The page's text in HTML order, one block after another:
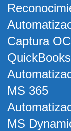
Captura
QuickBooks
MS 365
MS